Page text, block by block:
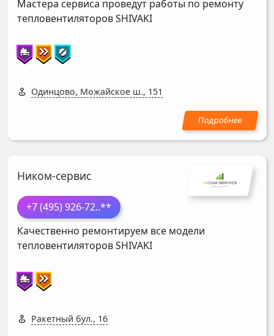
Мастера сервиса проведут работы по ремонту
тепловентиляторовSHIVAKI
Одинцово, Можайское ш., 151
Ником-сервис
+7 (495) 926-72..**
Качественно ремонтируем все модели
тепловентиляторовSHIVAKI
Ракетный бул., 16